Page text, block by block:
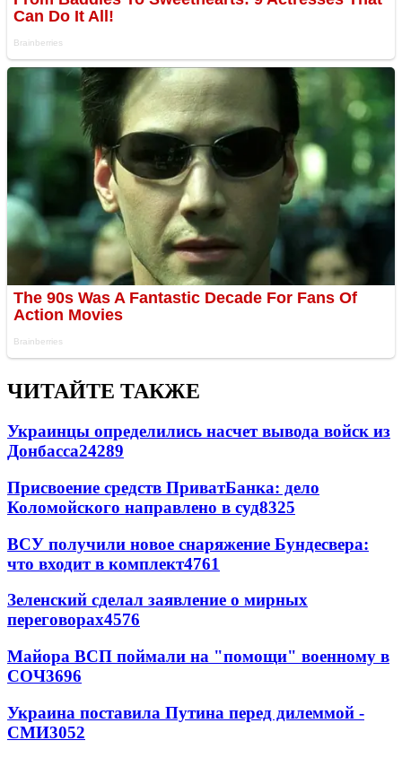
ЧИТАЙТЕ ТАКЖЕ
Украинцы определились насчет вывода войск из
Донбасса24289
Присвоение средств ПриватБанка: дело
Коломойского направлено в суд8325
ВСУ получили новое снаряжение Бундесвера:
что входит в комплект4761
Зеленский сделал заявление о мирных
переговорах4576
Майора ВСП поймали на "помощи" военному в
СОЧ3696
Украина поставила Путина перед дилеммой -
СМИ3052